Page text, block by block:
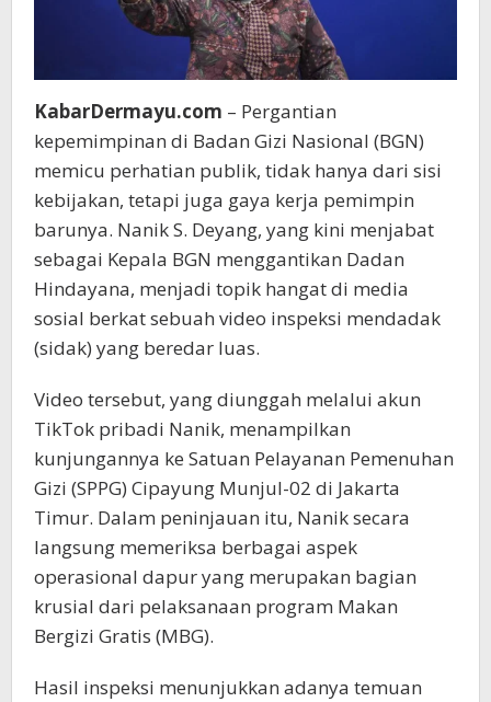
KabarDermayu.com – Pergantian
kepemimpinan di Badan Gizi Nasional (BGN)
memicu perhatian publik, tidak hanya dari sisi
kebijakan, tetapi juga gaya kerja pemimpin
barunya. Nanik S. Deyang, yang kini menjabat
sebagai Kepala BGN menggantikan Dadan
Hindayana, menjadi topik hangat di media
sosial berkat sebuah video inspeksi mendadak
(sidak) yang beredar luas.
Video tersebut, yang diunggah melalui akun
TikTok pribadi Nanik, menampilkan
kunjungannya ke Satuan Pelayanan Pemenuhan
Gizi (SPPG) Cipayung Munjul-02 di Jakarta
Timur. Dalam peninjauan itu, Nanik secara
langsung memeriksa berbagai aspek
operasional dapur yang merupakan bagian
krusial dari pelaksanaan program Makan
Bergizi Gratis (MBG).
Hasil inspeksi menunjukkan adanya temuan